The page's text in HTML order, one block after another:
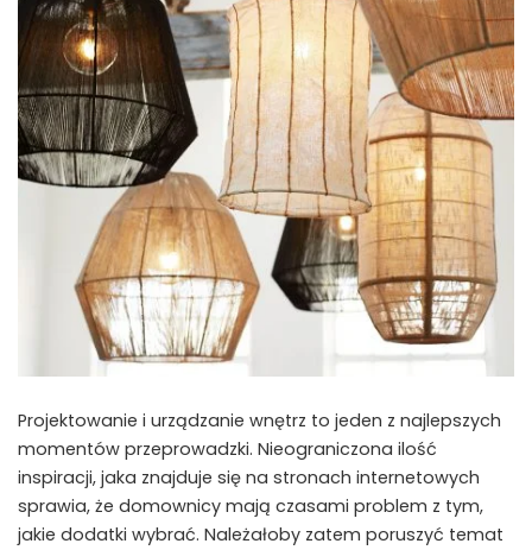
Projektowanie i urządzanie wnętrz to jeden z najlepszych
momentów przeprowadzki. Nieograniczona ilość
inspiracji, jaka znajduje się na stronach internetowych
sprawia, że domownicy mają czasami problem z tym,
jakie dodatki wybrać. Należałoby zatem poruszyć temat